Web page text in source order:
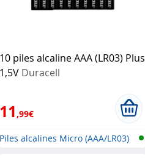
10 piles alcaline AAA (LR03) Plus
1,5V Duracell
11,99€
Piles alcalines Micro (AAA/LR03)